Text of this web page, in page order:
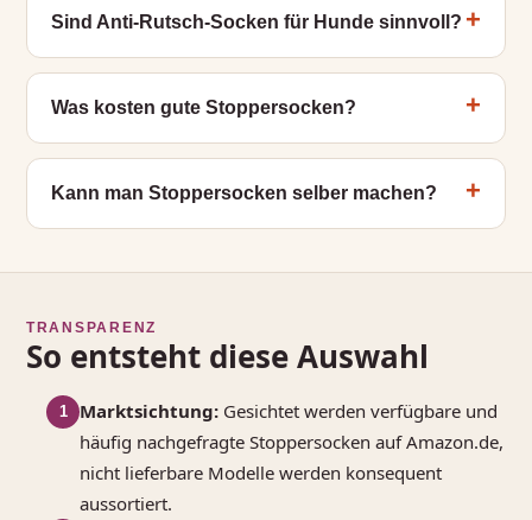
Sind Anti-Rutsch-Socken für Hunde sinnvoll?
Was kosten gute Stoppersocken?
Kann man Stoppersocken selber machen?
TRANSPARENZ
So entsteht diese Auswahl
1 Marktsichtung: Gesichtet werden verfügbare und
häufig nachgefragte Stoppersocken auf Amazon.de,
nicht lieferbare Modelle werden konsequent
aussortiert.